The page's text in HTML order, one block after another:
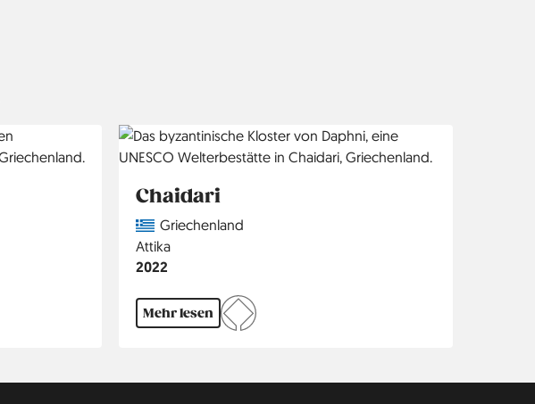
Chaidari
CountryGriechenland
Region
Attika
Jahr
2022
Mehr lesen